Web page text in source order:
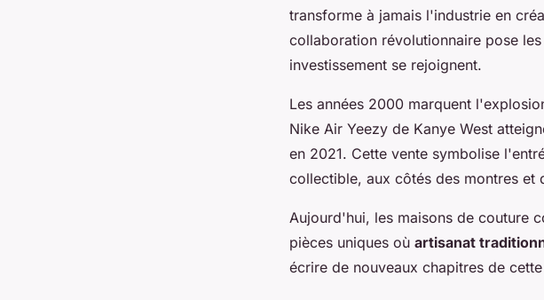
transforme à jamais l'industrie en
collaboration révolutionnaire pose
investissement se rejoignent.
Les années 2000 marquent
Nike Air Yeezy de Kanye West
en 2021. Cette vente symbolise
collectible, aux côtés des montres
Aujourd'hui, les maisons de couture
pièces uniques où artisanat
écrire de nouveaux chapitres de